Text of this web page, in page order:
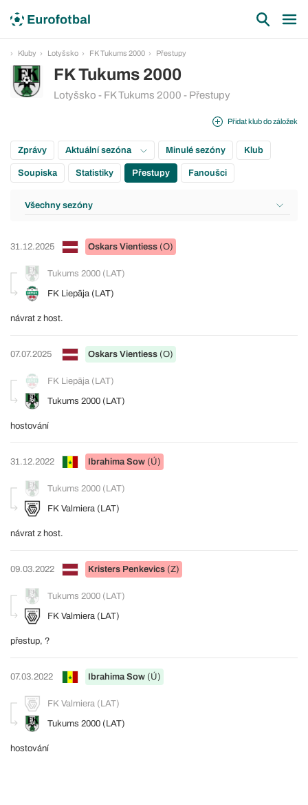
Kluby Lotyšsko FK Tukums 2000 Přestupy
FK Tukums 2000
Lotyšsko - FK Tukums 2000 - Přestupy
Přidat klub do záložek
Zprávy Aktuální sezóna Minulé sezóny Klub
Soupiska Statistiky Přestupy Fanoušci
Všechny sezóny
31.12.2025 Oskars Vientiess (O)
Tukums 2000 (LAT)
FK Liepāja (LAT)
návrat z host.
07.07.2025 Oskars Vientiess (O)
FK Liepāja (LAT)
Tukums 2000 (LAT)
hostování
31.12.2022 Ibrahima Sow (Ú)
Tukums 2000 (LAT)
FK Valmiera (LAT)
návrat z host.
09.03.2022 Kristers Penkevics (Z)
Tukums 2000 (LAT)
FK Valmiera (LAT)
přestup, ?
07.03.2022 Ibrahima Sow (Ú)
FK Valmiera (LAT)
Tukums 2000 (LAT)
hostování